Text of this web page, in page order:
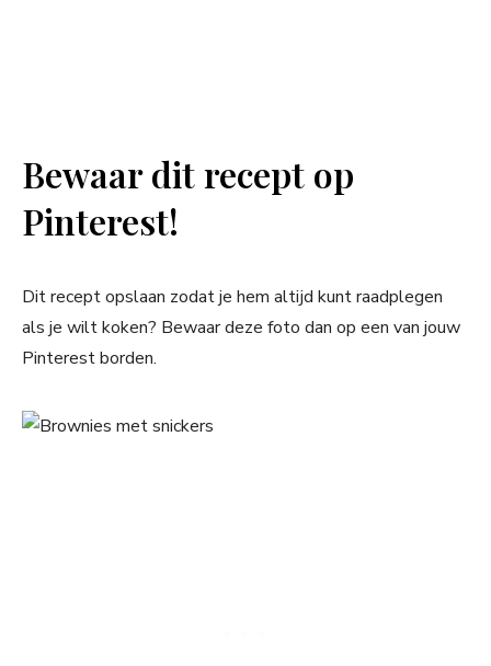
Bewaar dit recept op
Pinterest!
Dit recept opslaan zodat je hem altijd kunt raadplegen
als je wilt koken? Bewaar deze foto dan op een van jouw
Pinterest borden.